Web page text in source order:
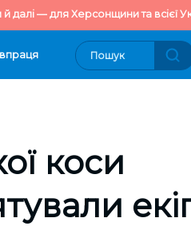
— для Херсонщини та всієї
коси